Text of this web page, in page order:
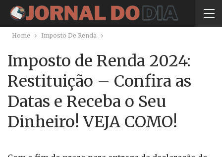
Home Imposto De Renda
Imposto de Renda 2024:
Restituição – Confira as
Datas e Receba o Seu
Dinheiro! VEJA COMO!